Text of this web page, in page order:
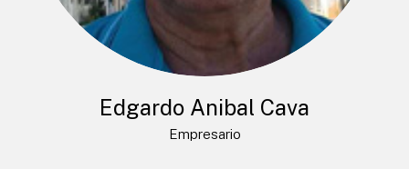
Edgardo Anibal Cava
Empresario